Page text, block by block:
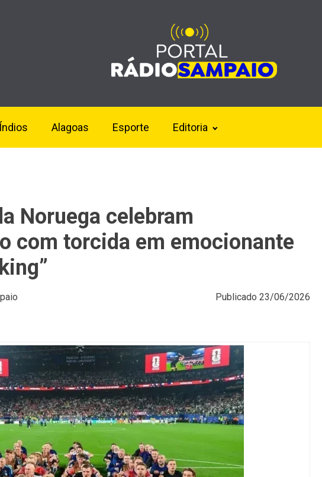
Alagoas Esporte Editoria
Noruega celebram
com torcida em emocionante
Publicado 23/06/2026